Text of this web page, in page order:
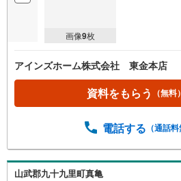
画像9枚
アインズホーム株式会社 東金本店
資料をもらう （無料）
電話する （通話料
山武郡九十九里町真亀